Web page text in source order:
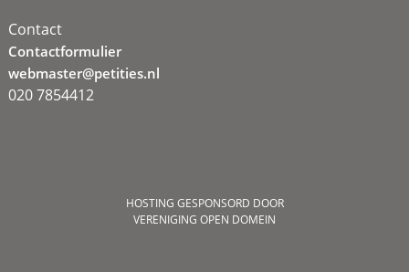
Contact
Contactformulier
webmaster@petities.nl
020 7854412
HOSTING GESPONSORD DOOR
VERENIGING OPEN DOMEIN